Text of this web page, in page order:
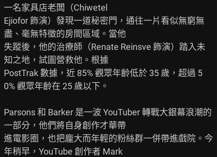
一名家具店老闆（Chiwetel
Ejiofor 飾演）發現一道秘密門，通往一片看似無窮無
盡、毫無特徵的房間區域。當他
失蹤後，他的治療師（Renate Reinsve 飾演）踏入未
知之地，試圖營救他。根據
PostTrak 數據，近 85% 觀眾年齡低於 35 歲，超過 5
0% 觀眾年齡在 25 歲以下。
Parsons 和 Barker 是一波 YouTuber 轉戰大銀幕浪潮的
一部分，他們將自身創作才華帶
進電影圈，也把龐大而年輕的粉絲群一併帶進戲院。今
年稍早，YouTube 創作者 Mark